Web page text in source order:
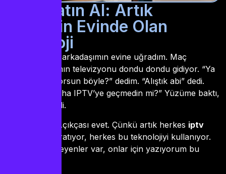
IPTV Satın Al: Artık
Herkesin Evinde Olan
Teknoloji
Geçen gün bir arkadaşımın evine uğradım. Maç
izliyoruz, adamın televizyonu dondu dondu gidiyor. “Ya
nasıl maç izliyorsun böyle?” dedim. “Alıştık abi” dedi.
Dedim “Sen daha IPTV’ye geçmedin mi?” Yüzüme baktı,
“O da ne?” dedi.
Şaşırdım mı? Açıkçası evet. Çünkü artık herkes iptv
diye aratıyor, herkes bu teknolojiyi kullanıyor.
Ama hâlâ bilmeyenler var, onlar için yazıyorum bu